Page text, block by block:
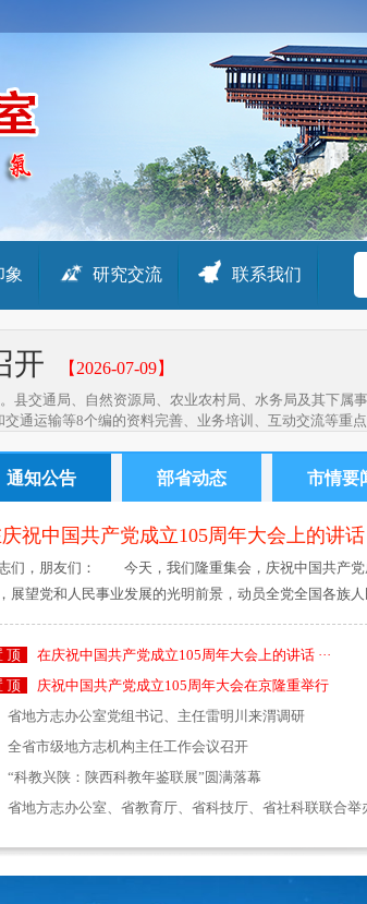
象 研究交流 联系我们
开 【2026-07-09】
交通局、自然资源局、农业农村局、水务局及其下属
通运输等8个编的资料完善、业务培训、互动交流等重
祝中国共产党成立105周年大会上的讲话 习近平
通知公告 部省动态 市情要
祝中国共产党成立105周年大会上的讲
们，朋友们： 今天，我们隆重集会，庆祝中国共产党
展望党和人民事业发展的光明前景，动员全党全国各族人
顶 在庆祝中国共产党成立105周年大会上的讲话 ···
顶
庆祝中国共产党成立105周年大会在京隆重举行
省地方志办公室党组书记、主任雷明川来渭调研
全省市级地方志机构主任工作会议召开
“科教兴陕：陕西科教年鉴联展”圆满落幕
省地方志办公室、省教育厅、省科技厅、省社科联联合举